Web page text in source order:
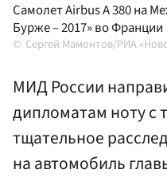
Самолет Airbus A 380 на
Бурже – 2017» во Франции
Сергей Мамонтов/РИА
МИД России
дипломатам ноту с
тщательное
на автомобиль